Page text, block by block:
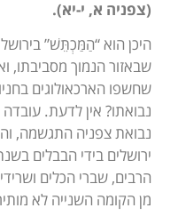
(צפניה א, י-יא).
היכן הוא “הַמַּכְתֵּשׁ”
שבאזור הנמוך מסביבתו,
שחשפו הארכאולוגים
נבואתו? אין לדעת.
נבואת צפניה התגשמה,
הרבים, שברי הכלים
מן הקומה השנייה לא